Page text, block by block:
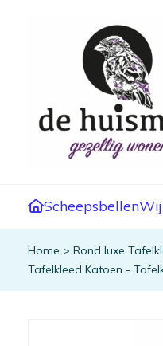
Scheepsbellen
Home > Rond luxe
Tafelkleed Katoen -